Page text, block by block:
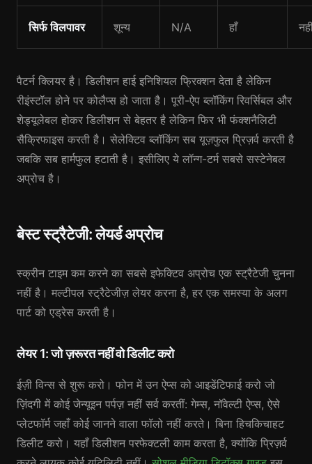
सिर्फ विलपावर शून्य N/A हाँ
पैटर्न क्लियर है। डिलीशन हाई इनिशियल फ्रिक्शन देता है लेकिन
रीइंस्टॉल होने पर कोलैप्स हो जाता है। पूरी-ऐप ब्लॉकिंग रिवर्सिबल और
शेड्यूलेबल होकर डिलीशन से बेहतर है लेकिन फिर भी फंक्शनैलिटी
सैक्रिफाइस करती है। सेलेक्टिव ब्लॉकिंग सब यूज़फुल प्रिज़र्व करती है
जबकि सब हार्मफुल हटाती है। इसीलिए ये लॉन्ग-टर्म सबसे सस्टेनेबल
अप्रोच है।
बेस्ट स्ट्रैटेजी: लेयर्ड अप्रोच
स्क्रीन टाइम कम करने का सबसे इफेक्टिव अप्रोच एक स्ट्रैटेजी चुनना
नहीं है। मल्टीपल स्ट्रैटेजीज़ लेयर करना है, हर एक समस्या के अलग
पार्ट को एड्रेस करती है।
लेयर 1: जो ज़रूरत नहीं वो डिलीट करो
ईज़ी विन्स से शुरू करो। फोन में उन ऐप्स को आइडेंटिफाई करो जो
ज़िंदगी में कोई जेन्यूइन पर्पज़ नहीं सर्व करतीं: गेम्स, नॉवेल्टी ऐप्स, ऐसे
प्लेटफॉर्म जहाँ कोई जानने वाला फॉलो नहीं करते। बिना हिचकिचाहट
डिलीट करो। यहाँ डिलीशन परफेक्टली काम करता है, क्योंकि प्रिज़र्व